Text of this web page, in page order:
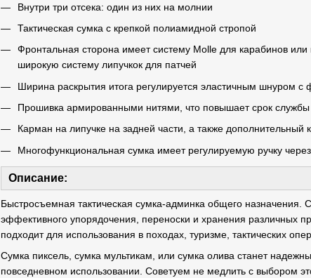
Внутри три отсека: один из них на молнии
Тактическая сумка с крепкой полиамидной стропой
Фронтальная сторона имеет систему Molle для карабинов
широкую систему липучкок для патчей
Ширина раскрытия итога регулируется эластичным шнуром с
Прошивка армированными нитями, что повышает срок службы
Карман на липучке на задней части, а также
Многофункциональная сумка имеет регулируемую ручку
Описание:
Быстросъемная тактическая сумка-админка общего назначения.
эффективного упорядочения, переноски и хранения различных
подходит для использования в походах, туризме, тактических
Сумка пиксель, сумка мультикам, или сумка олива станет
повседневном использовании. Советуем не медлить с выбором